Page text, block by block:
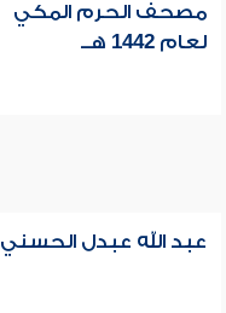
مصحف الحرم المكي
لعام 1442 هــ
عبد الله عبدل الحسني